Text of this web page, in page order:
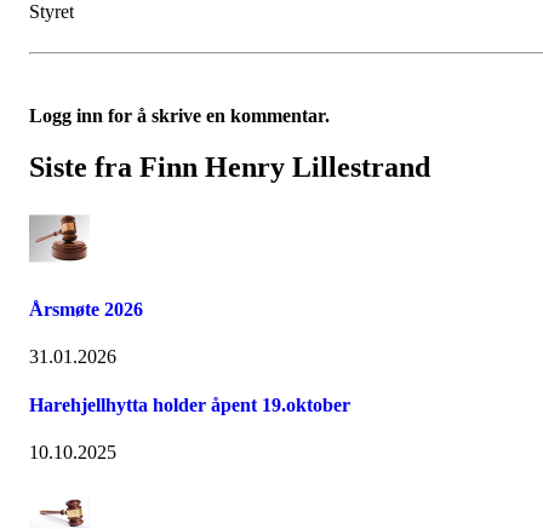
Styret
Logg inn for å skrive en kommentar.
Siste fra Finn Henry Lillestrand
Årsmøte 2026
31.01.2026
Harehjellhytta holder åpent 19.oktober
10.10.2025